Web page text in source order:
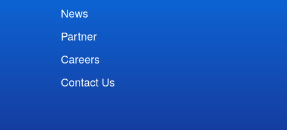
News
Partner
Careers
Contact Us